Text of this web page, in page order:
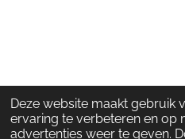
Deze website maakt gebruik
ervaring te verbeteren en op
advertenties weer te geven.